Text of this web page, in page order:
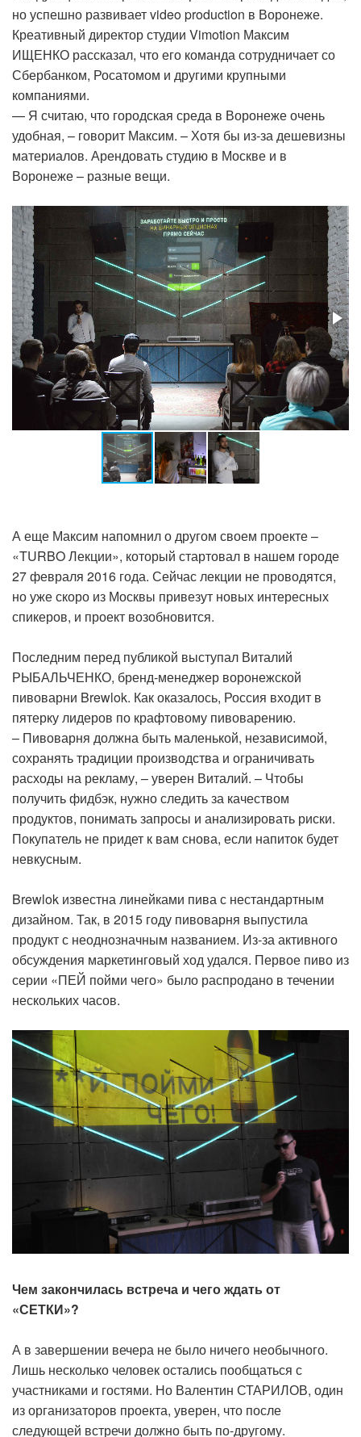
но успешно развивает video production в Воронеже.
Креативный директор студии Vimotion Максим
ИЩЕНКО рассказал, что его команда сотрудничает со
Сбербанком, Росатомом и другими крупными
компаниями.
— Я считаю, что городская среда в Воронеже очень
удобная, – говорит Максим. – Хотя бы из-за дешевизны
материалов. Арендовать студию в Москве и в
Воронеже – разные вещи.
А еще Максим напомнил о другом своем проекте –
«TURBO Лекции», который стартовал в нашем городе
27 февраля 2016 года. Сейчас лекции не проводятся,
но уже скоро из Москвы привезут новых интересных
спикеров, и проект возобновится.
Последним перед публикой выступал Виталий
РЫБАЛЬЧЕНКО, бренд-менеджер воронежской
пивоварни Brewlok. Как оказалось, Россия входит в
пятерку лидеров по крафтовому пивоварению.
– Пивоварня должна быть маленькой, независимой,
сохранять традиции производства и ограничивать
расходы на рекламу, – уверен Виталий. – Чтобы
получить фидбэк, нужно следить за качеством
продуктов, понимать запросы и анализировать риски.
Покупатель не придет к вам снова, если напиток будет
невкусным.
Brewlok известна линейками пива с нестандартным
дизайном. Так, в 2015 году пивоварня выпустила
продукт с неоднозначным названием. Из-за активного
обсуждения маркетинговый ход удался. Первое пиво из
серии «ПЕЙ пойми чего» было распродано в течении
нескольких часов.
Чем закончилась встреча и чего ждать от
«СЕТКИ»?
А в завершении вечера не было ничего необычного.
Лишь несколько человек остались пообщаться с
участниками и гостями. Но Валентин СТАРИЛОВ, один
из организаторов проекта, уверен, что после
следующей встречи должно быть по-другому.